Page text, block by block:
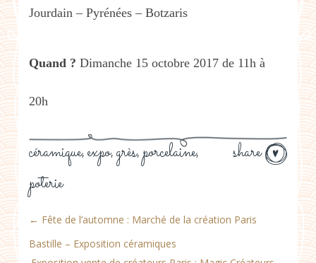
Jourdain – Pyrénées – Botzaris
Quand ? Dimanche 15 octobre 2017 de 11h à
20h
share
céramique, expo, grès, porcelaine,
poterie
← Fête de l’automne : Marché de la création Paris
Bastille – Exposition céramiques